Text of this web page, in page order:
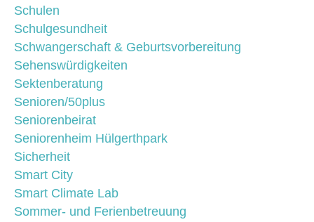
Schulen
Schulgesundheit
Schwangerschaft & Geburtsvorbereitung
Sehenswürdigkeiten
Sektenberatung
Senioren/50plus
Seniorenbeirat
Seniorenheim Hülgerthpark
Sicherheit
Smart City
Smart Climate Lab
Sommer- und Ferienbetreuung